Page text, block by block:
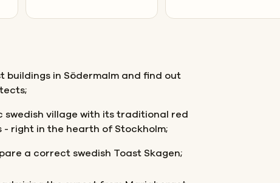
buildings in Södermalm and find out
swedish village with its traditional red
- right in the hearth of Stockholm;
a correct swedish Toast Skagen;